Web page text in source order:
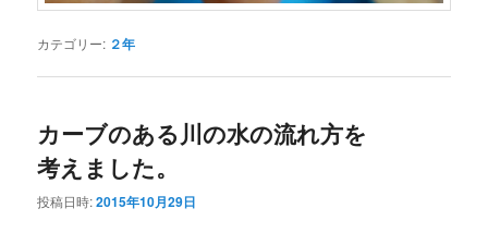
カテゴリー: ２年
カーブのある川の水の流れ方を
考えました。
投稿日時:2015年10月29日